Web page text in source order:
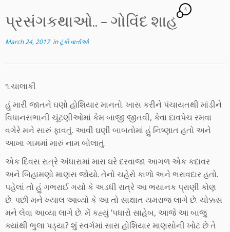
પ્રસંગકથાઓ.. – ગોવિંદ શાહ
4
March 24, 2017inટૂંકી વાર્તાઓ
૧.ચાલાકી
હું મારી જાતને ઘણો હોશિયાર માનતો. ખાસ કરીને પંચાયતથી માંડીને
વિધાનસભાની ચૂંટણીઓમાં કેમ બાજી જીતવી, કેવા દાવપેચ રમવા
વગેરે મને સારું ફાવતું. આવી ઘણી બાબતોમાં હું નિષ્ણાત હતો અને
આખા ગામમાં મારું નામ બોલાતું.
એક દિવસ રાત્રે અંધારામાં મારા ઘરે દરવાજા આગળ એક કદાવર
અને બિહામણો માણસ જોયો. તેનો ચહેરો કાળો અને ભરાવદાર હતો.
પહેલાં તો હું ગભરાઈ ગયો કે અડધી રાત્રે આ ભયાનક પ્રાણી કોણ
છે. પછી મને ખ્યાલ આવ્યો કે આ તો સાક્ષાત યમરાજ લાગે છે. ચોક્કસ
મને લેવા આવ્યા લાગે છે. મેં કહ્યું ‘પધારો સાહેબ, આજે આ બાજુ
ક્યાંથી ભુલા પડ્યા? શું સ્વર્ગમાં સારા હોશિયાર માણસોની ખોટ છે તે